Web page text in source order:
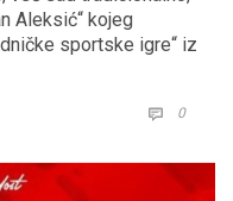
Aleksić“ kojeg
sportske igre“ iz
 0